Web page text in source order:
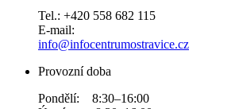
Tel.: +420 558 682 115
E-mail:
info@infocentrumostravice.cz
Provozní doba
Pondělí: 8:30–16:00